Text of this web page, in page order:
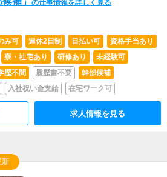
の仕事情報を詳しく見る
み可 週休2日制 日払い可
資格手当あり
寮・社宅あり 研修あり
未経験可
歴不問 履歴書不要
幹部候補
入社祝い金支給 在宅ワーク可
求人情報を見る
新